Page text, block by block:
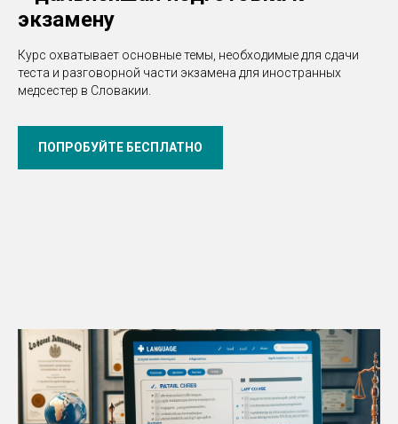
экзамену
Курс охватывает основные темы, необходимые для сдачи
теста и разговорной части экзамена для иностранных
медсестер в Словакии.
ПОПРОБУЙТЕ БЕСПЛАТНО